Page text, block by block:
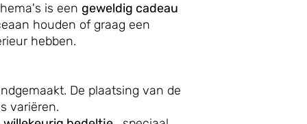
is een geweldig cadeau
houden of graag een
hebben.
De plaatsing van de
variëren.